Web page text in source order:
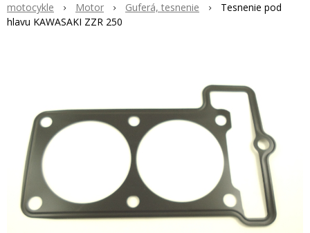
motocykle
Motor Guferá, tesnenie
Tesnenie pod
hlavu KAWASAKI ZZR 250